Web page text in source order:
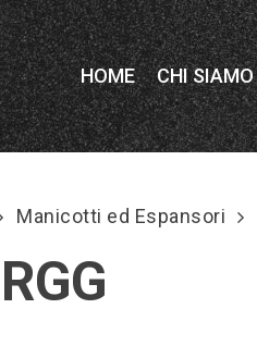
HOME CHI SIAMO
Manicotti ed Espansori
RGG